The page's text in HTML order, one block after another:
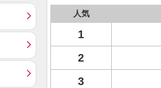
人気
1
2
3